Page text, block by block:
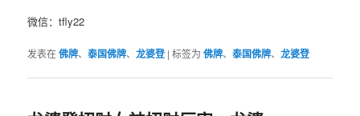
微信：tfly22
发表在佛牌、泰国佛牌、龙婆登 |标签为 佛牌、泰国佛牌、龙婆登